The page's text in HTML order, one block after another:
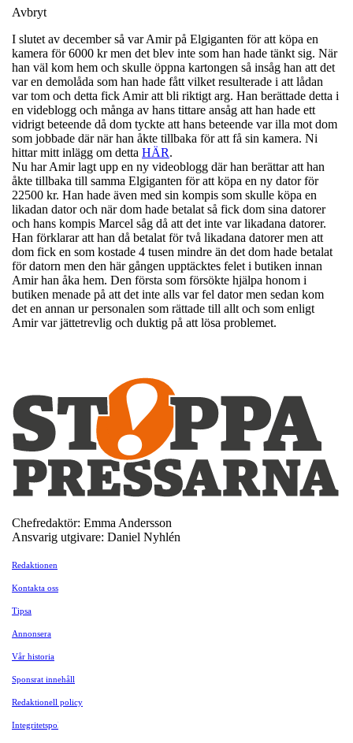
Avbryt
I slutet av december så var Amir på Elgiganten för att köpa en
kamera för 6000 kr men det blev inte som han hade tänkt sig. När
han väl kom hem och skulle öppna kartongen så insåg han att det
var en demolåda som han hade fått vilket resulterade i att lådan
var tom och detta fick Amir att bli riktigt arg. Han berättade detta i
en videblogg och många av hans tittare ansåg att han hade ett
vidrigt beteende då dom tyckte att hans beteende var illa mot dom
som jobbade där när han åkte tillbaka för att få sin kamera. Ni
hittar mitt inlägg om detta HÄR.
Nu har Amir lagt upp en ny videoblogg där han berättar att han
åkte tillbaka till samma Elgiganten för att köpa en ny dator för
22500 kr. Han hade även med sin kompis som skulle köpa en
likadan dator och när dom hade betalat så fick dom sina datorer
och hans kompis Marcel såg då att det inte var likadana datorer.
Han förklarar att han då betalat för två likadana datorer men att
dom fick en som kostade 4 tusen mindre än det dom hade betalat
för datorn men den här gången upptäcktes felet i butiken innan
Amir han åka hem. Den första som försökte hjälpa honom i
butiken menade på att det inte alls var fel dator men sedan kom
det en annan ur personalen som rättade till allt och som enligt
Amir var jättetrevlig och duktig på att lösa problemet.
Chefredaktör: Emma Andersson
Ansvarig utgivare: Daniel Nyhlén
Redaktionen
Kontakta oss
Tipsa
Annonsera
Vår historia
Sponsrat innehåll
Redaktionell policy
Integritetspolicy